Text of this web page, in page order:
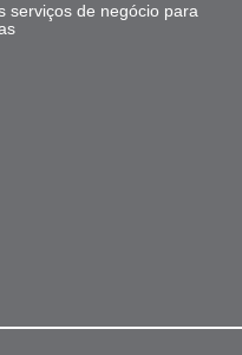
serviços de negócio para